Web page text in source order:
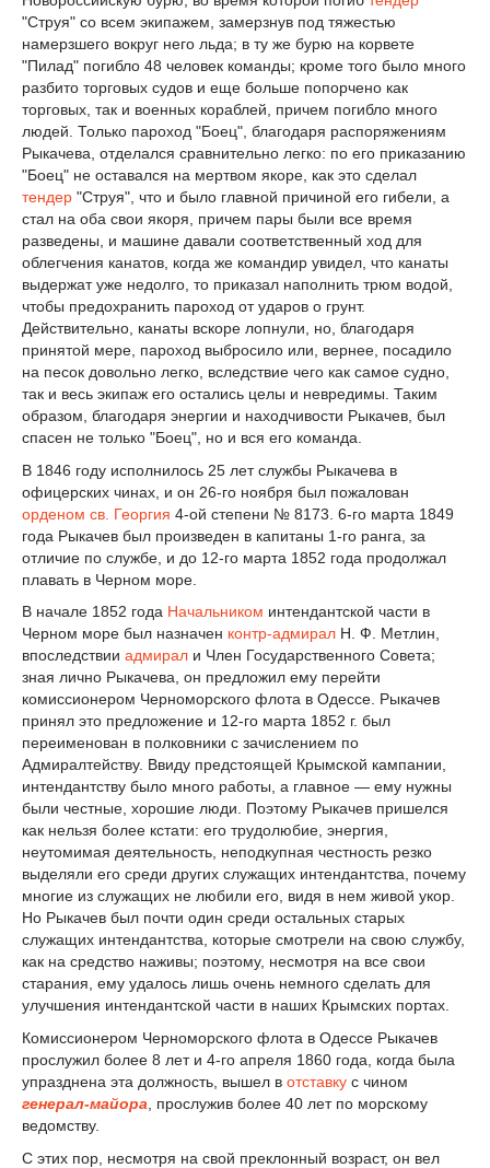
"Струя" со всем экипажем, замерзнув под тяжестью
намерзшего вокруг него льда; в ту же бурю на корвете
"Пилад" погибло 48 человек команды; кроме того было много
разбито торговых судов и еще больше попорчено как
торговых, так и военных кораблей, причем погибло много
людей. Только пароход "Боец", благодаря распоряжениям
Рыкачева, отделался сравнительно легко: по его приказанию
"Боец" не оставался на мертвом якоре, как это сделал
тендер "Струя", что и было главной причиной его гибели, а
стал на оба свои якоря, причем пары были все время
разведены, и машине давали соответственный ход для
облегчения канатов, когда же командир увидел, что канаты
выдержат уже недолго, то приказал наполнить трюм водой,
чтобы предохранить пароход от ударов о грунт.
Действительно, канаты вскоре лопнули, но, благодаря
принятой мере, пароход выбросило или, вернее, посадило
на песок довольно легко, вследствие чего как самое судно,
так и весь экипаж его остались целы и невредимы. Таким
образом, благодаря энергии и находчивости Рыкачев, был
спасен не только "Боец", но и вся его команда.
В 1846 году исполнилось 25 лет службы Рыкачева в
офицерских чинах, и он 26-го ноября был пожалован
орденом св. Георгия 4-ой степени № 8173. 6-го марта 1849
года Рыкачев был произведен в капитаны 1-го ранга, за
отличие по службе, и до 12-го марта 1852 года продолжал
плавать в Черном море.
В начале 1852 года Начальником интендантской части в
Черном море был назначен контр-адмирал Н. Ф. Метлин,
впоследствии адмирал и Член Государственного Совета;
зная лично Рыкачева, он предложил ему перейти
комиссионером Черноморского флота в Одессе. Рыкачев
принял это предложение и 12-го марта 1852 г. был
переименован в полковники с зачислением по
Адмиралтейству. Ввиду предстоящей Крымской кампании,
интендантству было много работы, а главное — ему нужны
были честные, хорошие люди. Поэтому Рыкачев пришелся
как нельзя более кстати: его трудолюбие, энергия,
неутомимая деятельность, неподкупная честность резко
выделяли его среди других служащих интендантства, почему
многие из служащих не любили его, видя в нем живой укор.
Но Рыкачев был почти один среди остальных старых
служащих интендантства, которые смотрели на свою службу,
как на средство наживы; поэтому, несмотря на все свои
старания, ему удалось лишь очень немного сделать для
улучшения интендантской части в наших Крымских портах.
Комиссионером Черноморского флота в Одессе Рыкачев
прослужил более 8 лет и 4-го апреля 1860 года, когда была
упразднена эта должность, вышел в отставку с чином
генерал-майора , прослужив более 40 лет по морскому
ведомству.
С этих пор, несмотря на свой преклонный возраст, он вел